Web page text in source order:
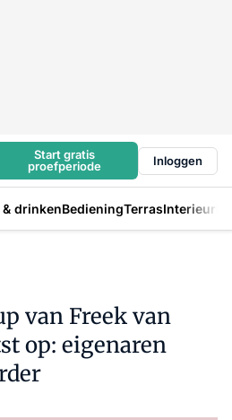
Start gratis
proefperiode
Inloggen
& drinkenBedieningTerrasInterieur
van Freek van
op: eigenaren